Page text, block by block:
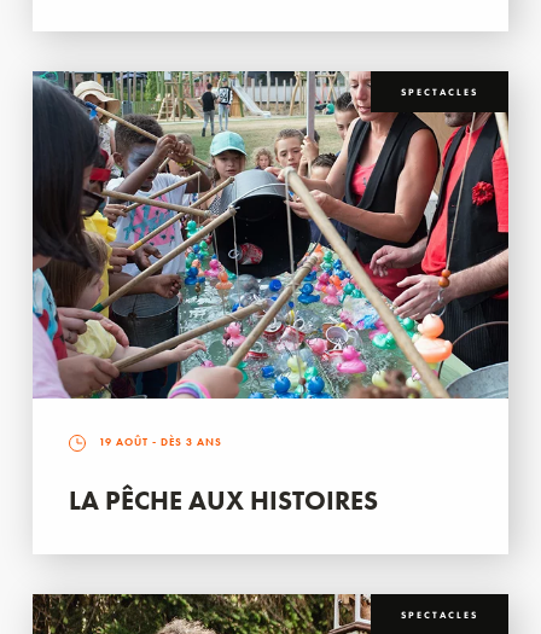
SPECTACLES
19 AOÛT - DÈS 3 ANS
LA PÊCHE AUX HISTOIRES
SPECTACLES